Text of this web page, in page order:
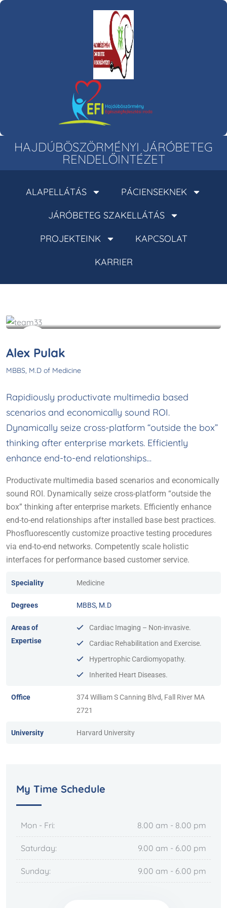
HAJDÚBÖSZÖRMÉNYI JÁRÓBETEG
RENDELŐINTÉZET
ALAPELLÁTÁS
PÁCIENSEKNEK
JÁRÓBETEG SZAKELLÁTÁS
PROJEKTEINK
KAPCSOLAT
KARRIER
Alex Pulak
MBBS, M.D of Medicine
Rapidiously productivate multimedia based
scenarios and economically sound ROI.
Dynamically seize cross-platform “outside the box”
thinking after enterprise markets. Efficiently
enhance end-to-end relationships…
Productivate multimedia based scenarios and economically
sound ROI. Dynamically seize cross-platform “outside the
box” thinking after enterprise markets. Efficiently enhance
end-to-end relationships after installed base best practices.
Phosfluorescently customize proactive testing procedures
via end-to-end networks. Competently scale holistic
interfaces for performance based customer service.
Speciality Medicine
Degrees MBBS, M.D
Areas of
Expertise
Cardiac Imaging – Non-invasive.
Cardiac Rehabilitation and Exercise.
Hypertrophic Cardiomyopathy.
Inherited Heart Diseases.
Office
374 William S Canning Blvd, Fall River MA
2721
University Harvard University
My Time Schedule
Mon - Fri: 8.00 am - 8.00 pm
Saturday: 9.00 am - 6.00 pm
Sunday: 9.00 am - 6.00 pm